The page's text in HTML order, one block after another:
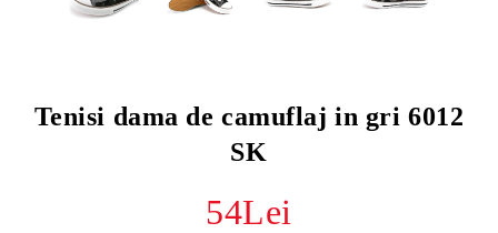
Tenisi dama de camuflaj in gri 6012
SK
54Lei